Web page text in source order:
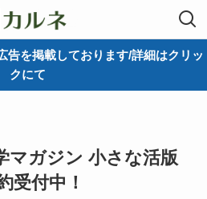
告を掲載しております/詳細はクリッ
クにて
マガジン 小さな活版
受付中！